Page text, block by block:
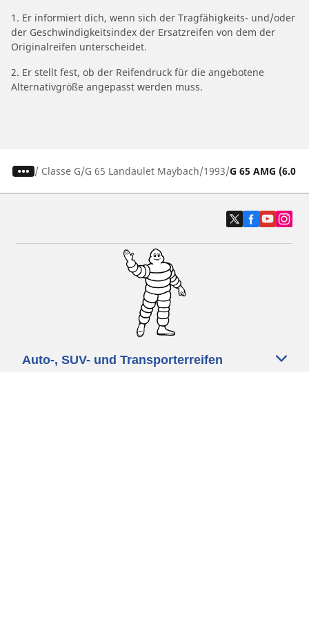
1. Er informiert dich, wenn sich der Tragfähigkeits- und/oder
der Geschwindigkeitsindex der Ersatzreifen von dem der
Originalreifen unterscheidet.
2. Er stellt fest, ob der Reifendruck für die angebotene
Alternativgröße angepasst werden muss.
/ Classe G G 65 Landaulet Maybach 1993 G 65 AMG (6.0
Auto-, SUV- und Transporterreifen